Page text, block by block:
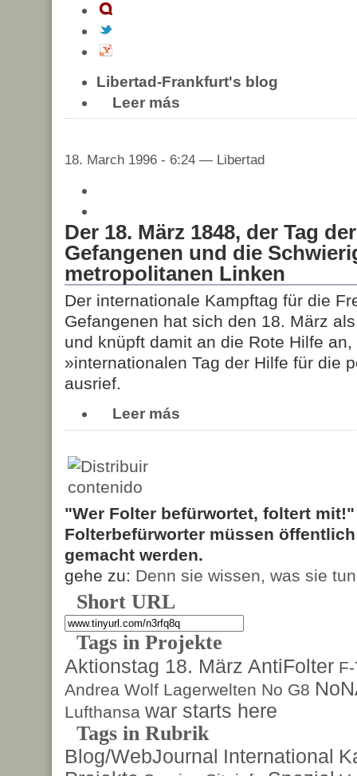
Libertad-Frankfurt's blog
Leer más
18. March 1996 - 6:24 — Libertad
Der 18. März 1848, der Tag
Gefangenen und die
metropolitanen Linken
Der internationale Kampftag für die
Gefangenen hat sich den 18. März
und knüpft damit an die Rote Hilfe
»internationalen Tag der Hilfe für die
ausrief.
Leer más
"Wer Folter befürwortet, foltert
Folterbefürworter müssen
gemacht werden.
gehe zu: Denn sie wissen, was sie tun
Short URL
Tags in Projekte
Aktionstag 18. März AntiFolter
Andrea Wolf Lagerwelten No G8
Lufthansa war starts here
Tags in Rubrik
Blog/WebJournal International